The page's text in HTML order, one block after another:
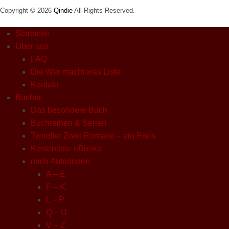
Copyright © 2026 Qindie All Rights Reserved.
Startseite
Über uns
FAQ
Die Wer macht was Liste
Kontakt
Bücher
Das besondere Buch
Buchreihen & Serien
Twindie: Zwei Romane – ein Preis
Kostenlose eBooks
nach AutorInnen
A – E
F – K
L – P
Q – U
V – Z